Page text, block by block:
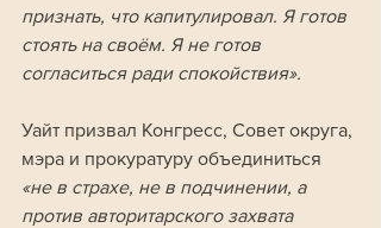
признать, что капитулировал. Я готов
стоять на своём. Я не готов
согласиться ради спокойствия».
Уайт призвал Конгресс, Совет округа,
мэра и прокуратуру объединиться
«не в страхе, не в подчинении, а
против авторитарского захвата